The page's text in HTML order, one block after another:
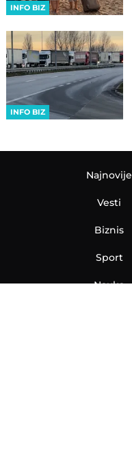
INFO BIZ
INFO BIZ
Najnovije
Vesti
Biznis
Sport
Nauka